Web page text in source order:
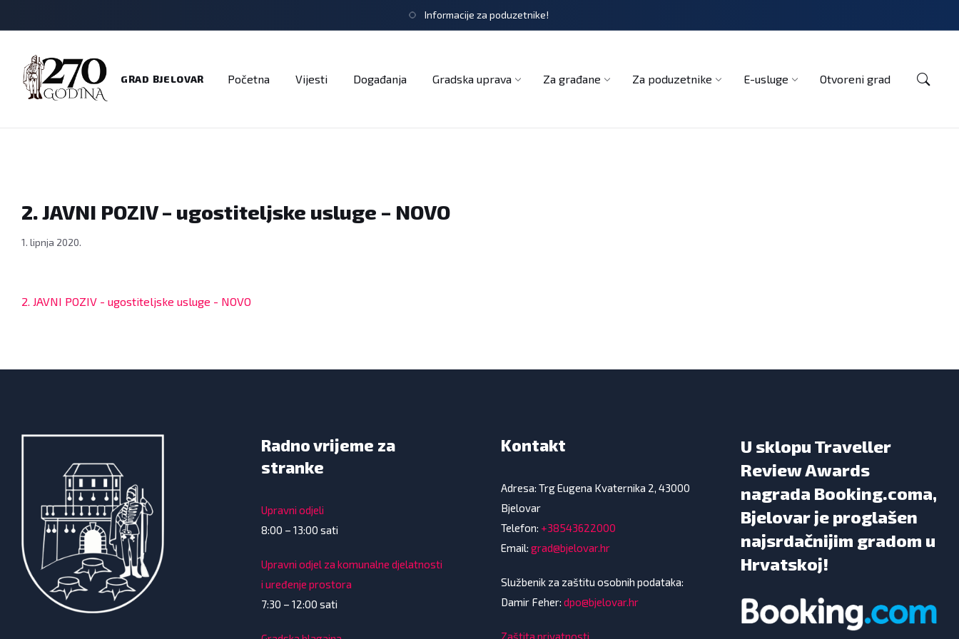
Informacije za poduzetnike!
GRAD BJELOVAR Početna Vijesti Događanja Gradska uprava Za građane Za poduzetnike E-usluge Otvoreni grad
2. JAVNI POZIV – ugostiteljske usluge – NOVO
1. lipnja 2020.
2. JAVNI POZIV - ugostiteljske usluge - NOVO
Radno vrijeme za
stranke
Upravni odjeli
8:00 – 13:00 sati
Upravni odjel za komunalne djelatnosti
i uređenje prostora
7:30 – 12:00 sati
Kontakt
Adresa: Trg Eugena Kvaternika 2, 43000
Bjelovar
Telefon: +38543622000
Email: grad@bjelovar.hr
Službenik za zaštitu osobnih podataka:
Damir Feher: dpo@bjelovar.hr
U sklopu Traveller
Review Awards
nagrada Booking.coma,
Bjelovar je proglašen
najsrdačnijim gradom u
Hrvatskoj!